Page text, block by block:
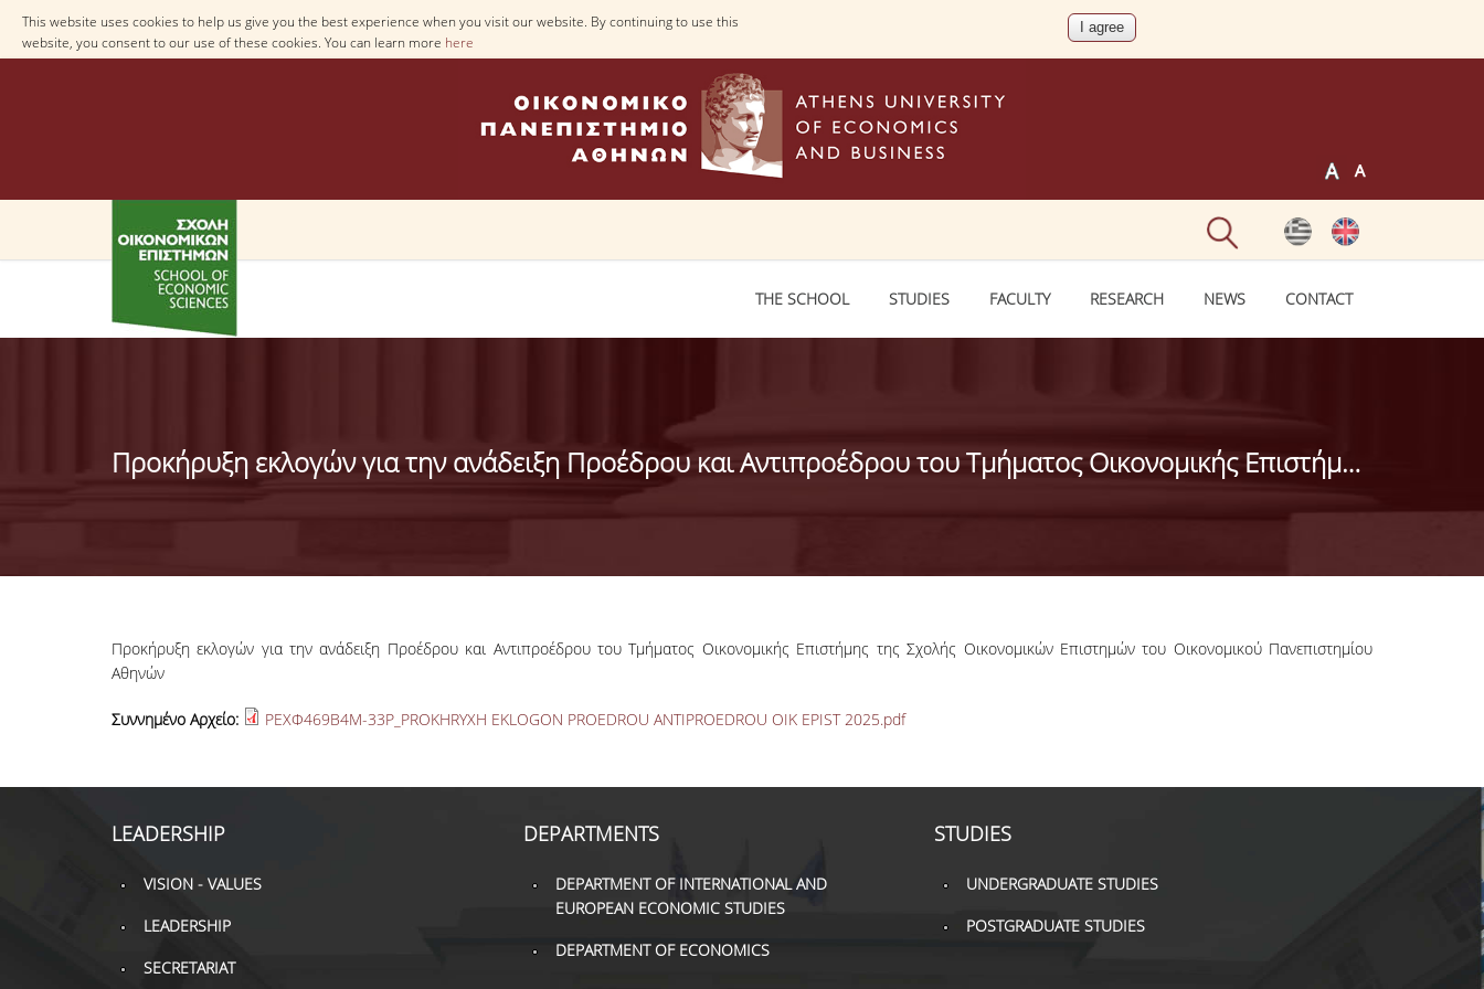
This website uses cookies to help us give you the best experience when you visit our website. By continuing to use this
website, you consent to our use of these cookies. You can learn more here
THE SCHOOL STUDIES FACULTY RESEARCH NEWS CONTACT
Προκήρυξη εκλογών για την ανάδειξη Προέδρου και Αντιπροέδρου του Τμήματος Οικονομικής Επιστήμης της Σχολής Οικονομικών Επιστημών του Οικονομικού Πανεπιστημίου Αθηνών
Προκήρυξη εκλογών για την ανάδειξη Προέδρου και Αντιπροέδρου του Τμήματος Οικονομικής Επιστήμης της Σχολής Οικονομικών Επιστημών του Οικονομικού Πανεπιστημίου
Αθηνών
Συννημένο Αρχείο: ΡΕΧΦ469Β4Μ-33Ρ_PROKHRYXH EKLOGON PROEDROU ANTIPROEDROU OIK EPIST 2025.pdf
LEADERSHIP
VISION - VALUES
LEADERSHIP
SECRETARIAT
DEPARTMENTS
DEPARTMENT OF INTERNATIONAL AND
EUROPEAN ECONOMIC STUDIES
DEPARTMENT OF ECONOMICS
STUDIES
UNDERGRADUATE STUDIES
POSTGRADUATE STUDIES